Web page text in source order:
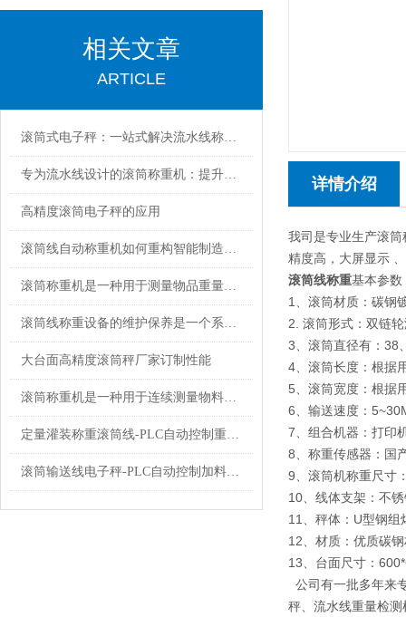
相关文章
ARTICLE
滚筒式电子秤：一站式解决流水线称重难题，让产线高效、精准、省人工
专为流水线设计的滚筒称重机：提升生产效率的智能称重解决方案
高精度滚筒电子秤的应用
滚筒线自动称重机如何重构智能制造新生态？
滚筒称重机是一种用于测量物品重量的设备
滚筒线称重设备的维护保养是一个系统的过程
大台面高精度滚筒秤厂家订制性能
滚筒称重机是一种用于连续测量物料重量的设备
定量灌装称重滚筒线-PLC自动控制重量的应用
滚筒输送线电子秤-PLC自动控制加料放料的应用
详情介绍
我司是专业生产滚
精度高，大屏显示
滚筒线称重基本参数
1、滚筒材质：碳钢
2. 滚筒形式：双链
3、滚筒直径有：38
4、滚筒长度：根据
5、滚筒宽度：根据
6、输送速度：
7、组合机器：打印
8、称重传感器：国
9、滚筒机称重尺寸
10、线体支架：不
11、秤体：U型钢组
12、材质：优质碳
13、台面尺寸：
公司有一批多年来
秤、流水线重量检